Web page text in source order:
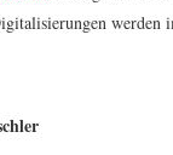
werden